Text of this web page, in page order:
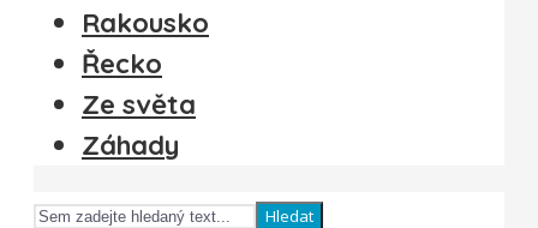
Rakousko
Řecko
Ze světa
Záhady
Hledat